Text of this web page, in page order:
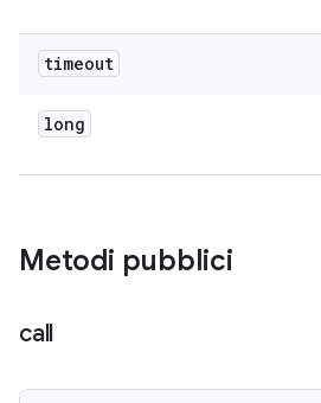
timeout
long
Metodi pubblici
call